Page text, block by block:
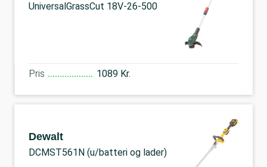
UniversalGrassCut 18V-26-500
Pris 1089 Kr.
Dewalt
DCMST561N (u/batteri og lader)